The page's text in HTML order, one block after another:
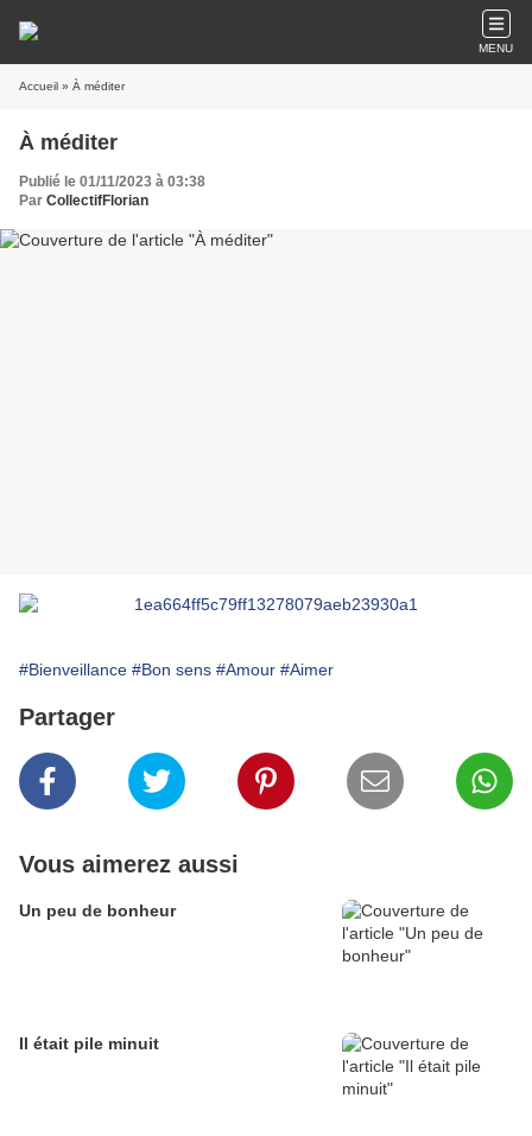
MENU
Accueil » À méditer
À méditer
Publié le 01/11/2023 à 03:38
Par CollectifFlorian
#Bienveillance #Bon sens #Amour #Aimer
Partager
Vous aimerez aussi
Un peu de bonheur
Il était pile minuit